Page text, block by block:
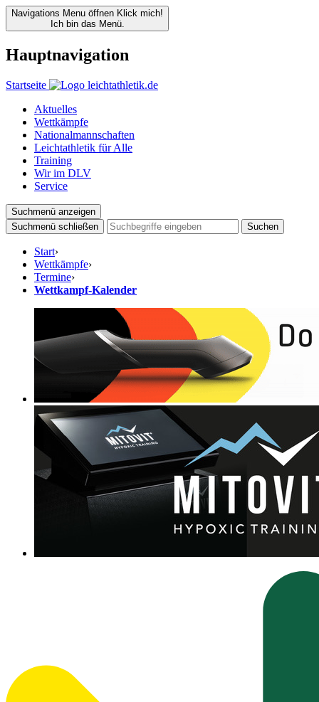
Navigations Menu öffnen Klick mich!
Ich bin das Menü.
Hauptnavigation
Startseite
Aktuelles
Wettkämpfe
Nationalmannschaften
Leichtathletik für Alle
Training
Wir im DLV
Service
Suchmenü anzeigen
Suchmenü schließen
Suchen
Start›
Wettkämpfe›
Termine›
Wettkampf-Kalender